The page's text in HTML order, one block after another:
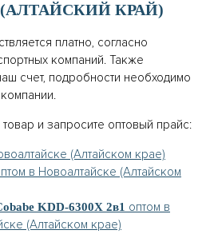
КРАЙ)
платно, согласно
компаний. Также
счет, подробности необходимо
и запросите оптовый прайс:
(Алтайском крае)
в Новоалтайске (Алтайском
KDD-6300X 2в1 оптом в
(Алтайском крае)